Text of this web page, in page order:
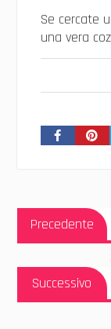
Se cercate
una vera
Navigazione
articoli
Precedente
Successivo